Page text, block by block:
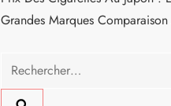
Quel Budget Prévoir Pour Un
Saison Des Moustiques Au
Prévention Et Solutions